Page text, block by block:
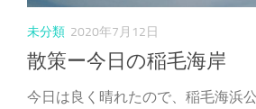
未分類 2020年7月12日
散策ー今日の稲毛海岸
今日は良く晴れたので、稲毛海浜